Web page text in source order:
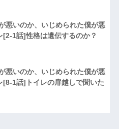
悪いのか、いじめられた僕が悪
[2-1話]性格は遺伝するのか？
悪いのか、いじめられた僕が悪
[8-1話]トイレの扉越しで聞いた